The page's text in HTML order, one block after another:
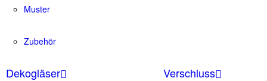
Muster
Zubehör
Dekogläser Verschluss